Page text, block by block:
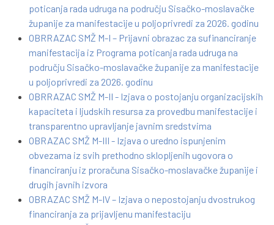
poticanja rada udruga na području Sisačko-moslavačke
županije za manifestacije u poljoprivredi za 2026. godinu
OBRRAZAC SMŽ M-I – Prijavni obrazac za sufinanciranje
manifestacija iz Programa poticanja rada udruga na
području Sisačko-moslavačke županije za manifestacije
u poljoprivredi za 2026. godinu
OBRRAZAC SMŽ M-II - Izjava o postojanju organizacijskih
kapaciteta i ljudskih resursa za provedbu manifestacije i
transparentno upravljanje javnim sredstvima
OBRAZAC SMŽ M-III - Izjava o uredno ispunjenim
obvezama iz svih prethodno sklopljenih ugovora o
financiranju iz proračuna Sisačko-moslavačke županije i
drugih javnih izvora
OBRAZAC SMŽ M-IV – Izjava o nepostojanju dvostrukog
financiranja za prijavljenu manifestaciju